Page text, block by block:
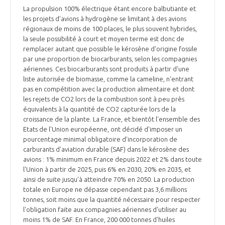
La propulsion 100% électrique étant encore balbutiante et
les projets d'avions à hydrogène se limitant à des avions
régionaux de moins de 100 places, le plus souvent hybrides,
la seule possibilité à court et moyen terme est donc de
remplacer autant que possible le kérosène d'origine fossile
par une proportion de biocarburants, selon les compagnies
aériennes. Ces biocarburants sont produits à partir d'une
liste autorisée de biomasse, comme la cameline, n'entrant
pas en compétition avec la production alimentaire et dont
les rejets de CO2 lors de la combustion sont à peu près
équivalents à la quantité de CO2 capturée lors de la
croissance de la plante. La France, et bientôt l'ensemble des
Etats de l'Union européenne, ont décidé d'imposer un
pourcentage minimal obligatoire d'incorporation de
carburants d'aviation durable (SAF) dans le kérosène des
avions : 1% minimum en France depuis 2022 et 2% dans toute
l'Union à partir de 2025, puis 6% en 2030, 20% en 2035, et
ainsi de suite jusqu'à atteindre 70% en 2050. La production
totale en Europe ne dépasse cependant pas 3,6 millions
tonnes, soit moins que la quantité nécessaire pour respecter
l'obligation faite aux compagnies aériennes d'utiliser au
moins 1% de SAF. En France, 200 000 tonnes d'huiles